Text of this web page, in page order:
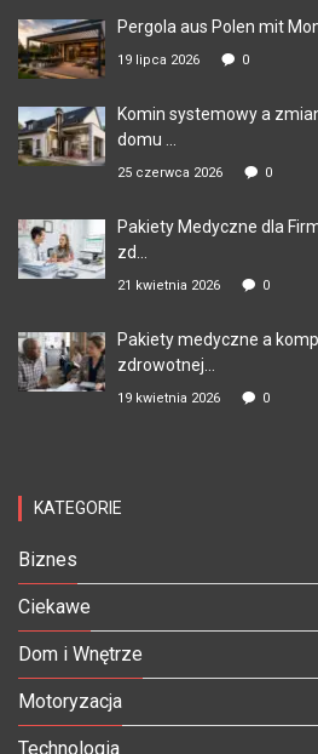
Pergola aus Polen mit
19 lipca 2026 0
Komin systemowy a
domu ...
25 czerwca 2026 0
Pakiety Medyczne dla
zd...
21 kwietnia 2026 0
Pakiety medyczne a
zdrowotnej...
19 kwietnia 2026 0
KATEGORIE
Biznes
Ciekawe
Dom i Wnętrze
Motoryzacja
Technologia